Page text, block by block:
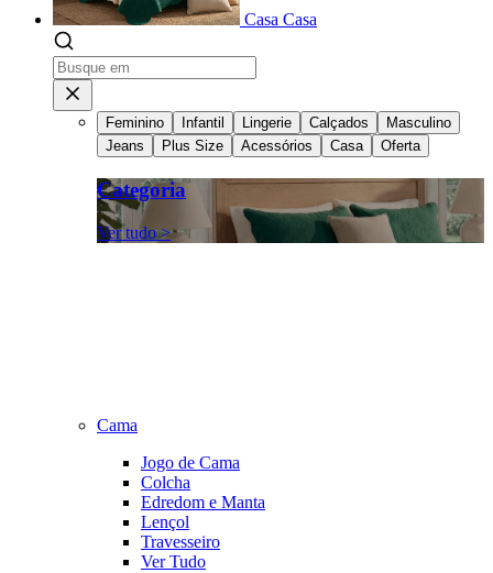
Casa Casa
Feminino Infantil Lingerie Calçados
Masculino
Jeans
Plus Size Acessórios Casa Oferta
Categoria
Ver tudo >
Cama
Jogo de Cama
Colcha
Edredom e Manta
Lençol
Travesseiro
Ver Tudo